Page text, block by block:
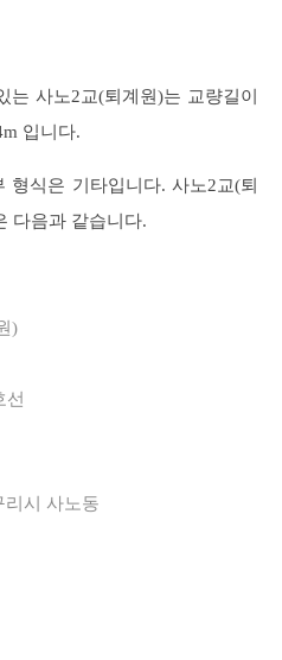
는 사노2교(퇴계원)는 교량길이
입니다.
형식은 기타입니다. 사노2교(퇴
다음과 같습니다.
)
선
리시 사노동